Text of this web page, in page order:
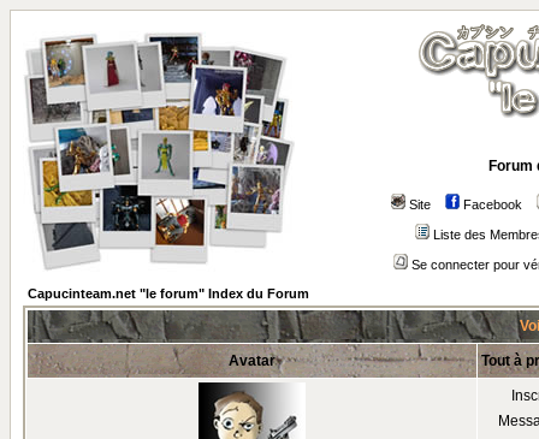
Forum
Site Facebook
Liste des
Se connecter pour
Capucinteam.net "le forum" Index du Forum
Avatar Tout à